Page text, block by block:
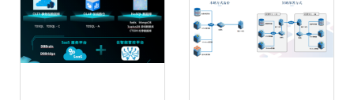
数据库服务新模式